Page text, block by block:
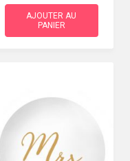
AJOUTER AU
PANIER